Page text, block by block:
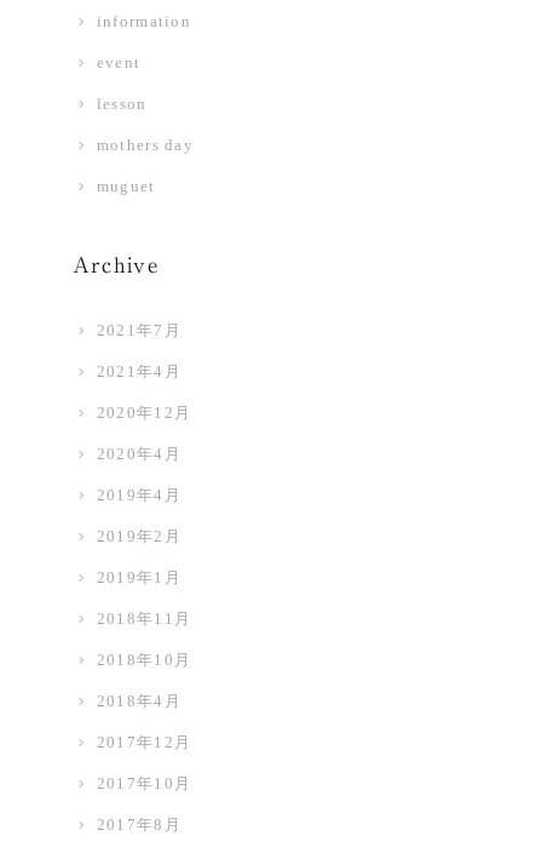
information
event
lesson
mothers day
muguet
Archive
2021年7月
2021年4月
2020年12月
2020年4月
2019年4月
2019年2月
2019年1月
2018年11月
2018年10月
2018年4月
2017年12月
2017年10月
2017年8月